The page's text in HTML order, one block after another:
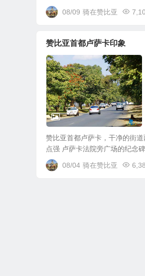
08/09 骑在赞比亚
赞比亚首都卢萨卡印象
赞比亚首都卢萨卡，干净的街
点强 卢萨卡法院旁广场的纪念
08/04 骑在赞比亚